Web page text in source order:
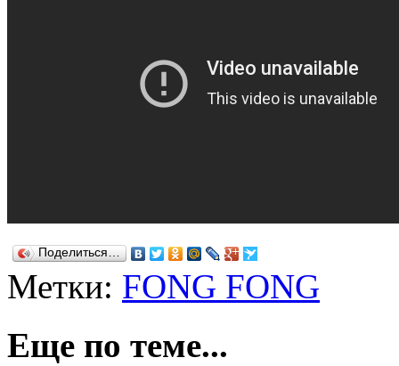
Поделиться…
Метки: FONG FONG
Еще по теме...